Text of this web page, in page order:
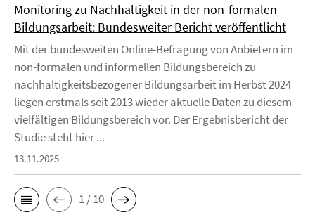
Monitoring zu Nachhaltigkeit in der non-formalen
Bildungsarbeit: Bundesweiter Bericht veröffentlicht
Mit der bundesweiten Online-Befragung von Anbietern im
non-formalen und informellen Bildungsbereich zu
nachhaltigkeitsbezogener Bildungsarbeit im Herbst 2024
liegen erstmals seit 2013 wieder aktuelle Daten zu diesem
vielfältigen Bildungsbereich vor. Der Ergebnisbericht der
Studie steht hier ...
13.11.2025
1 / 10